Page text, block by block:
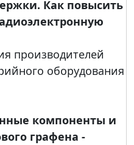
Как повысить
производителей
оборудования
компоненты и
графена -